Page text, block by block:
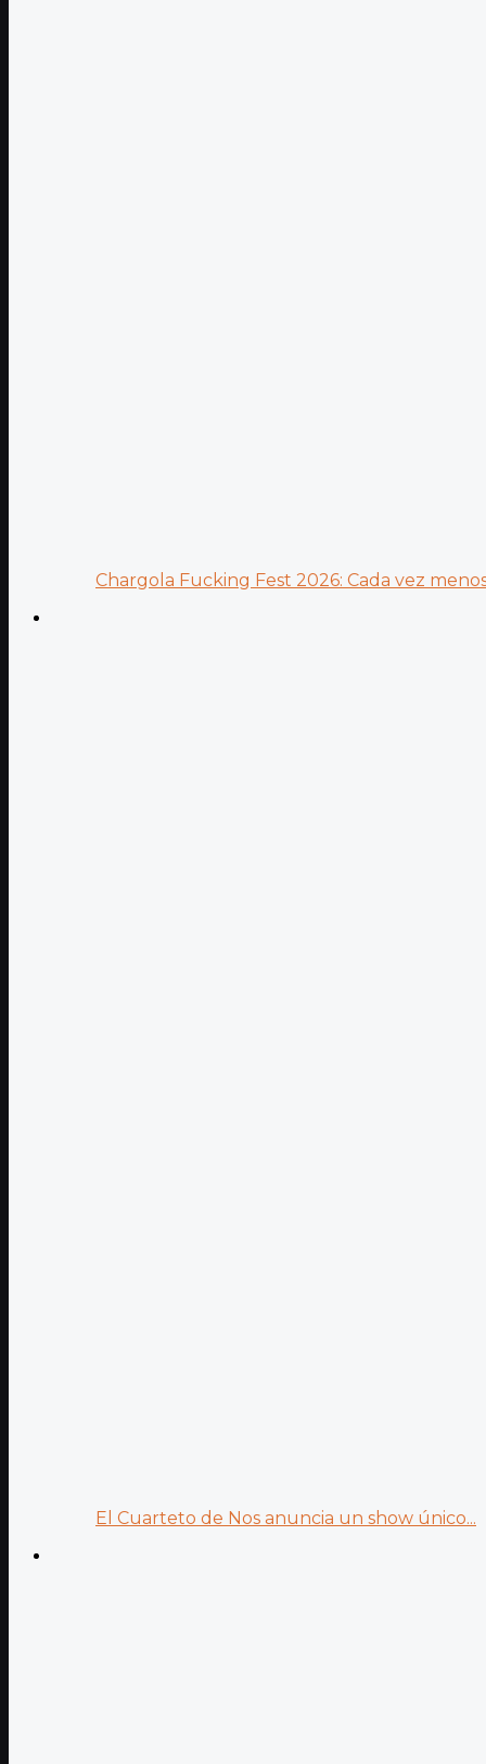
Chargola Fucking Fest 2026: Cada vez
El Cuarteto de Nos anuncia un show único...